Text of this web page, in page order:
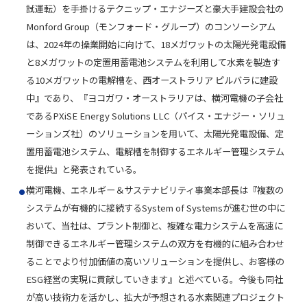
試運転）を手掛けるテクニップ・エナジーズと豪大手建設会社の
Monford Group（モンフォード・グループ）のコンソーシアム
は、2024年の操業開始に向けて、18メガワットの太陽光発電設備
と8メガワットの定置用蓄電池システムを利用して水素を製造す
る10メガワットの電解槽を、西オーストラリア ピルバラに建設
中』であり、 『ヨコガワ・オーストラリアは、横河電機の子会社
であるPXiSE Energy Solutions LLC（パイス・エナジー・ソリュ
ーションズ社）のソリューションを用いて、太陽光発電設備、定
置用蓄電池システム、電解槽を制御するエネルギー管理システム
を提供』と発表されている。
横河電機、エネルギー＆サステナビリティ事業本部長は『複数の
システムが有機的に接続するSystem of Systemsが進む世の中に
おいて、当社は、プラント制御と、複雑な電力システムを高速に
制御できるエネルギー管理システムの双方を有機的に組み合わせ
ることでより付加価値の高いソリューションを提供し、お客様の
ESG経営の実現に貢献していきます』と述べている。今後も同社
が高い技術力を活かし、拡大が予想される水素関連プロジェクト